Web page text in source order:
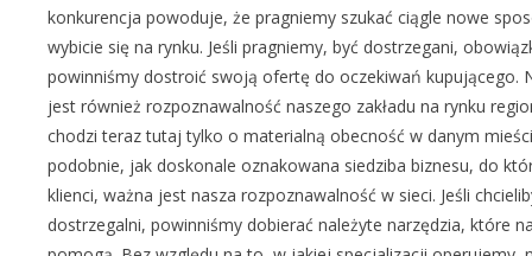
konkurencja powoduje, że pragniemy szukać ciągle nowe
wybicie się na rynku. Jeśli pragniemy, być dostrzegani,
powinniśmy dostroić swoją ofertę do oczekiwań kupującego.
jest również rozpoznawalność naszego zakładu na rynku
chodzi teraz tutaj tylko o materialną obecność w danym
podobnie, jak doskonale oznakowana siedziba biznesu, do
klienci, ważna jest nasza rozpoznawalność w sieci. Jeśli
dostrzegalni, powinniśmy dobierać należyte narzędzia, które